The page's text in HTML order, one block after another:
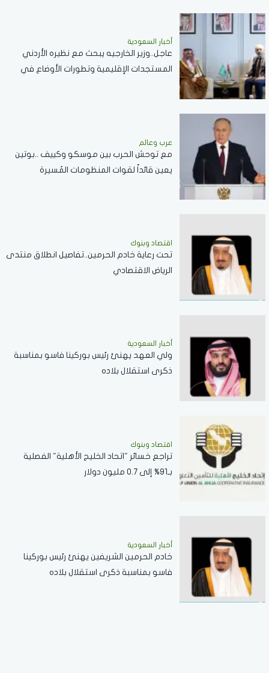
أخبار السعودية
عاجل..وزير الخارجيه يبحث مع نظيره الأردني
المستجدات الإقليمية وتطورات الأوضاع في
عرب وعالم
مع توحش الحرب بين موسكو وكييف ..بوتين
يعين قائداً لقوات المنظومات المُسيرة
اقتصاد وبنوك
تحت رعاية خادم الحرمين..تفاصيل انطلاق منتدى
الرياض الاقتصادي
أخبار السعودية
ولي العهد يهنئ رئيس بوركينا فاسو بمناسبة
ذكرى استقلال بلاده
اقتصاد وبنوك
تراجع خسائر "اتحاد الخليج الأهلية" الفصلية
بـ91% إلى 0.7 مليون دولار
أخبار السعودية
خادم الحرمين الشريفين يهنئ رئيس بوركينا
فاسو بمناسبة ذكرى استقلال بلاده